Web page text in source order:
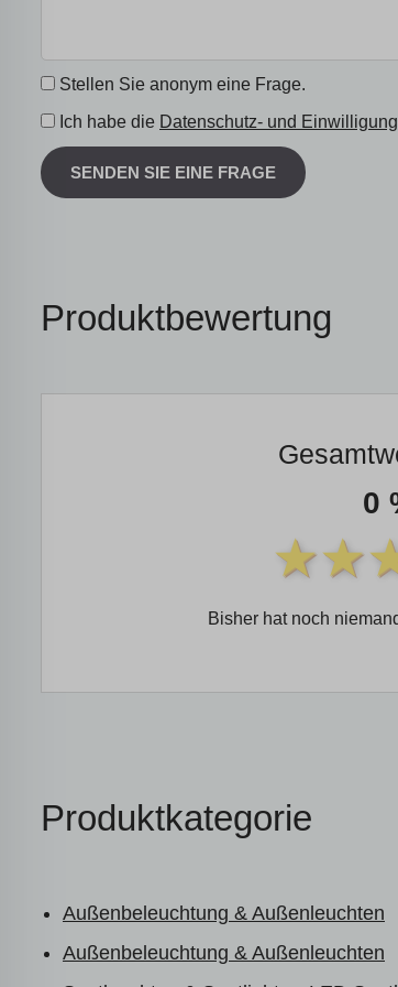
Stellen Sie anonym eine Frage.
Ich habe die Datenschutz- und
SENDEN SIE EINE FRAGE
Produktbewertung
0
Bisher hat noch
Produktkategorie
Außenbeleuchtung & Außenleuchten
Außenbeleuchtung & Außenleuchten